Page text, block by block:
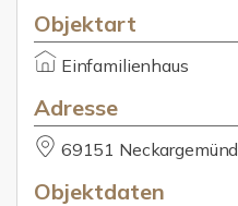
Objektart
Einfamilienhaus
Adresse
69151 Neckargemünd
Objektdaten